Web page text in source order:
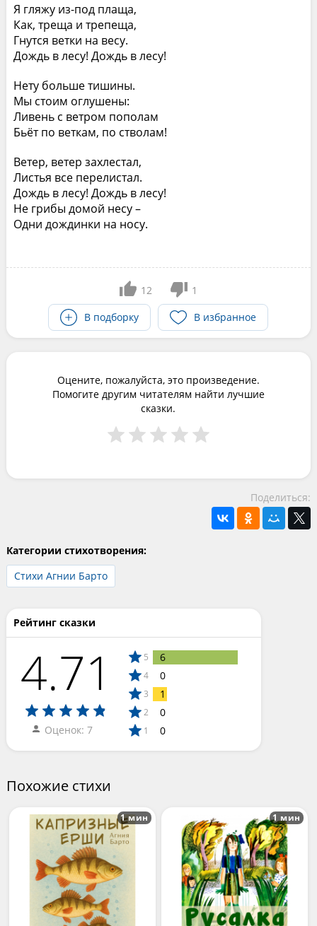
Я гляжу из-под плаща,
Как, треща и трепеща,
Гнутся ветки на весу.
Дождь в лесу! Дождь в лесу!
Нету больше тишины.
Мы стоим оглушены:
Ливень с ветром пополам
Бьёт по веткам, по стволам!
Ветер, ветер захлестал,
Листья все перелистал.
Дождь в лесу! Дождь в лесу!
Не грибы домой несу –
Одни дождинки на носу.
12
1
В подборку
В избранное
Оцените, пожалуйста, это произведение.
Помогите другим читателям найти лучшие
сказки.
Поделиться:
Категории стихотворения:
Стихи Агнии Барто
Рейтинг сказки
4.71
Оценок: 7
5 6
4 0
3 1
2 0
1 0
Похожие стихи
1 мин 1 мин